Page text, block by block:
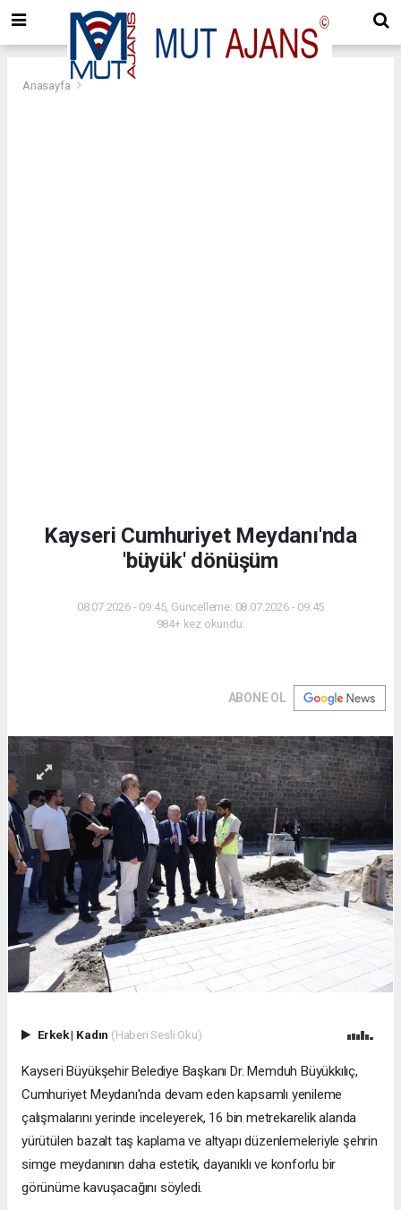
Anasayfa
Kayseri Cumhuriyet Meydanı'nda
'büyük' dönüşüm
08.07.2026 - 09:45, Güncelleme: 08.07.2026 - 09:45
984+ kez okundu.
ABONE OL
Erkek| Kadın (Haberi Sesli Oku)
Kayseri Büyükşehir Belediye Başkanı Dr. Memduh Büyükkılıç,
Cumhuriyet Meydanı'nda devam eden kapsamlı yenileme
çalışmalarını yerinde inceleyerek, 16 bin metrekarelik alanda
yürütülen bazalt taş kaplama ve altyapı düzenlemeleriyle şehrin
simge meydanının daha estetik, dayanıklı ve konforlu bir
görünüme kavuşacağını söyledi.